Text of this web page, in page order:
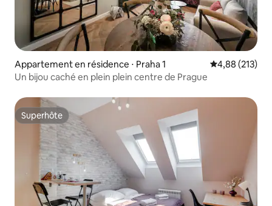
Appartement en résidence ⋅ Praha 1 Évaluation
4,88 (213)
Un bijou caché en plein plein centre de Prague
Superhôte
Superhôte